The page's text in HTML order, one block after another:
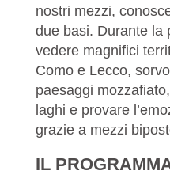
nostri mezzi,
due basi. Durante la
vedere magnifici
Como e Lecco,
paesaggi
laghi e provare
grazie a mezzi
IL